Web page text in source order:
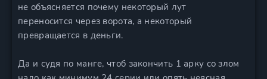
не объясняется почему некоторый лут
переносится через ворота, а некоторый
превращается в деньги.
Да и судя по манге, чтоб закончить 1 арку со злом